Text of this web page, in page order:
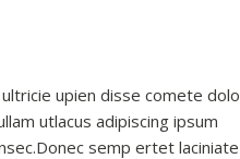
upien disse comete dolo
utlacus adipiscing ipsum
semp ertet laciniate